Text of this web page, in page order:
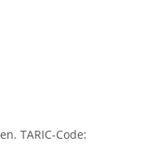
TARIC-Code: